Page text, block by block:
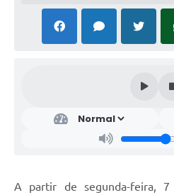
A partir de segunda-feira,